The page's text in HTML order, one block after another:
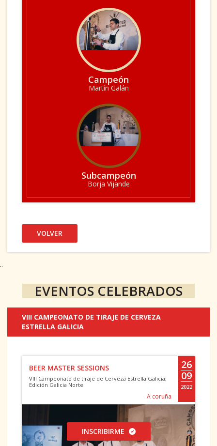
Campeón
Martín Galán
Subcampeón
Borja Vijande
VOLVER
..
EVENTOS CELEBRADOS
VIII CAMPEONATO DE TIRAJE DE CERVEZA
ESTRELLA GALICIA
26
09
2022
BEER MASTER SESSIONS
A coruña
VIII Campeonato de tiraje de Cerveza Estrella Galicia,
Edición Galicia Norte
INSCRIBIRME